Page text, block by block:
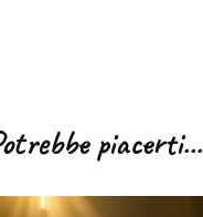
piacerti...